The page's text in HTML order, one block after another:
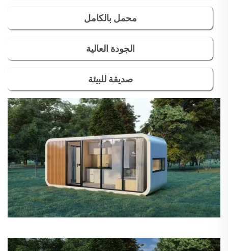
محمل بالكامل
الجودة العالية
صديقة للبيئة